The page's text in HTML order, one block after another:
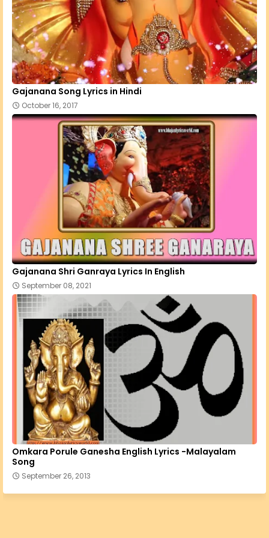
Gajanana Song Lyrics in Hindi
October 16, 2017
Gajanana Shri Ganraya Lyrics In English
September 08, 2021
Omkara Porule Ganesha English Lyrics -Malayalam
Song
September 26, 2013